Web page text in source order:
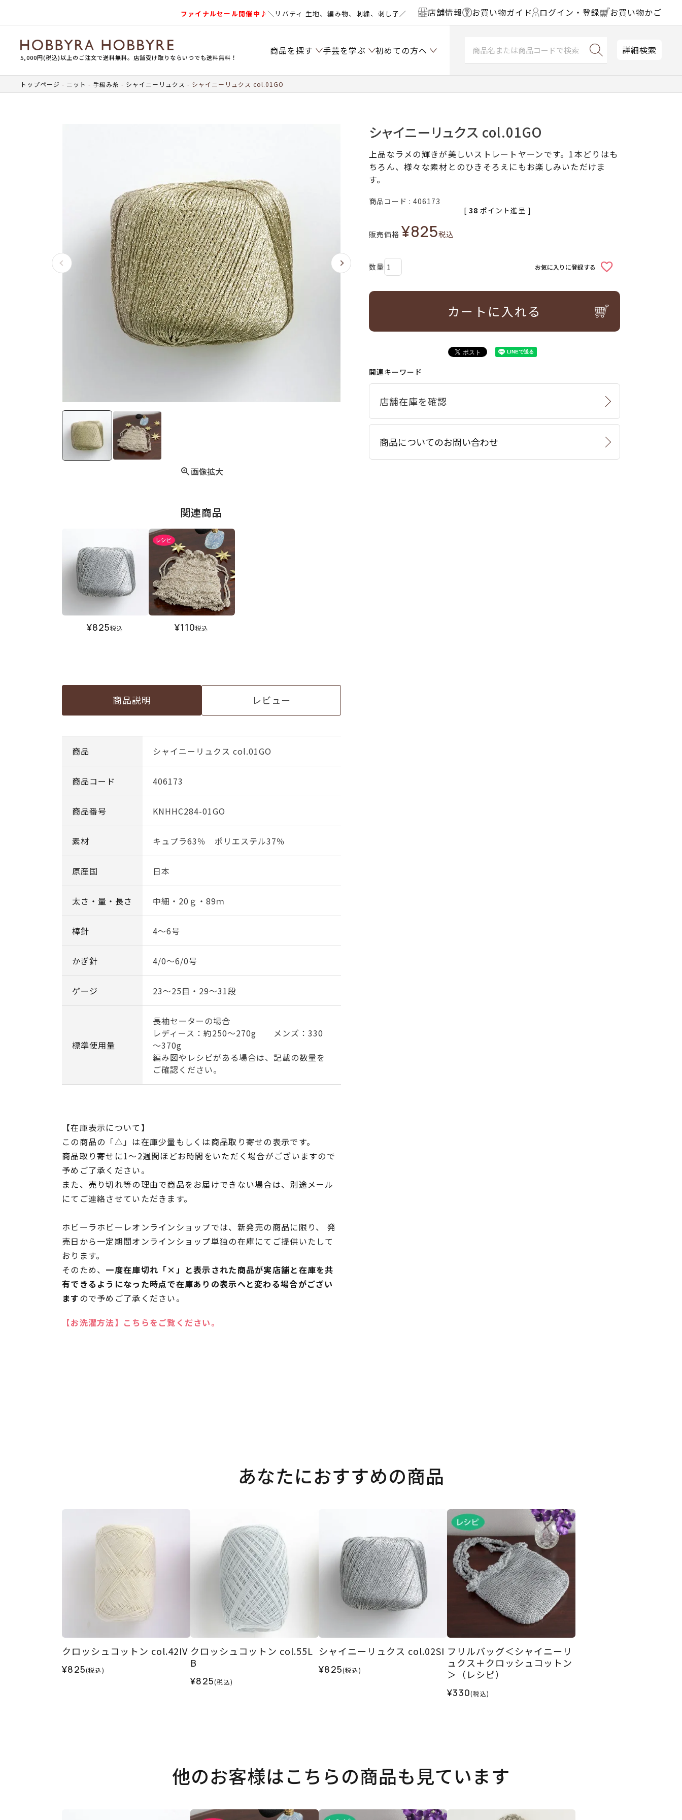
ファイナルセール開催中♪＼リバティ 生地、編み物、刺繍、刺し子／ 店舗情報 お買い物ガイド ログイン・登録 お買い物かご
5,000円(税込)以上のご注文で送料無料。店舗受け取りならいつでも送料無料！
商品を探す 手芸を学ぶ 初めての方へ 詳細検索
トップページ ニット 手編み糸 シャイニーリュクス シャイニーリュクス col.01GO
画像拡大
関連商品
¥825税込 ¥110税込
商品説明 レビュー
商品 シャイニーリュクス col.01GO
商品コード 406173
商品番号 KNHHC284-01GO
素材 キュプラ63％ ポリエステル37％
原産国 日本
太さ・量・長さ 中細・20ｇ・89ｍ
棒針 4～6号
かぎ針 4/0～6/0号
ゲージ 23～25目・29～31段
標準使用量
長袖セーターの場合
レディース：約250～270g メンズ：330
～370g
編み図やレシピがある場合は、記載の数量を
ご確認ください。
【在庫表示について】
この商品の「△」は在庫少量もしくは商品取り寄せの表示です。
商品取り寄せに1～2週間ほどお時間をいただく場合がございますので
予めご了承ください。
また、売り切れ等の理由で商品をお届けできない場合は、別途メール
にてご連絡させていただきます。
ホビーラホビーレオンラインショップでは、新発売の商品に限り、 発
売日から一定期間オンラインショップ単独の在庫にてご提供いたして
おります。
そのため、 一度在庫切れ「×」と表示された商品が実店舗と在庫を共
有できるようになった時点で在庫ありの表示へと変わる場合がござい
ますので予めご了承ください。
【お洗濯方法】こちらをご覧ください。
シャイニーリュクス col.01GO
上品なラメの輝きが美しいストレートヤーンです。1本どりはも
ちろん、様々な素材とのひきそろえにもお楽しみいただけま
す。
商品コード 406173
販売価格 ¥825税込
[ 38 ポイント進呈 ]
お気に入りに登録する
カートに入れる
関連キーワード
商品についてのお問い合わせ
あなたにおすすめの商品
クロッシュコットン col.42IV
¥825(税込)
クロッシュコットン col.55L
B
¥825(税込)
シャイニーリュクス col.02SI
¥825(税込)
フリルバッグ＜シャイニーリ
ュクス＋クロッシュコットン
＞（レシピ）
¥330(税込)
他のお客様はこちらの商品も見ています